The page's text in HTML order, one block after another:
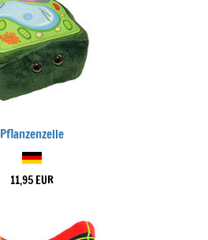
Pflanzenzelle
11,95 EUR